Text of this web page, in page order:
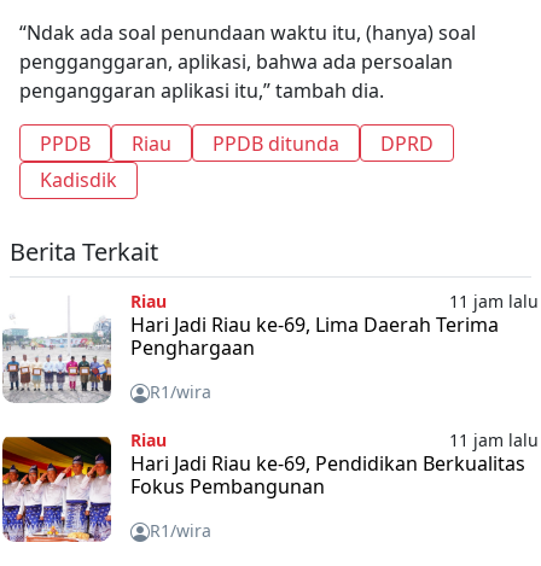
“Ndak ada soal penundaan waktu itu, (hanya) soal
pengganggaran, aplikasi, bahwa ada persoalan
penganggaran aplikasi itu,” tambah dia.
PPDB
Riau PPDB ditunda
DPRD
Kadisdik
Berita Terkait
Riau 11 jam lalu
Hari Jadi Riau ke-69, Lima Daerah Terima
Penghargaan
R1/wira
Riau 11 jam lalu
Hari Jadi Riau ke-69, Pendidikan Berkualitas
Fokus Pembangunan
R1/wira